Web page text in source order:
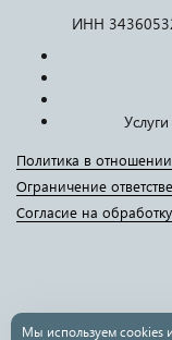
ИНН
Политика в
Ограничение
Согласие на
Мы используем cookies